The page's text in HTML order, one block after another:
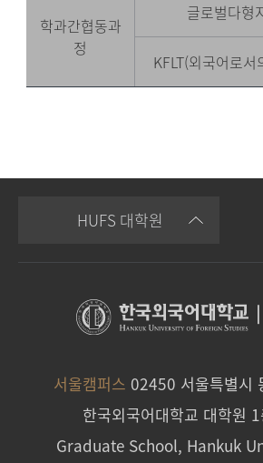
학과간협동과
정
글로벌다형
KFLT(외국어로
HUFS 대학원
서울캠퍼스 02450 서울특별시
한국외국어대학교 대학원
Graduate School, Hankuk